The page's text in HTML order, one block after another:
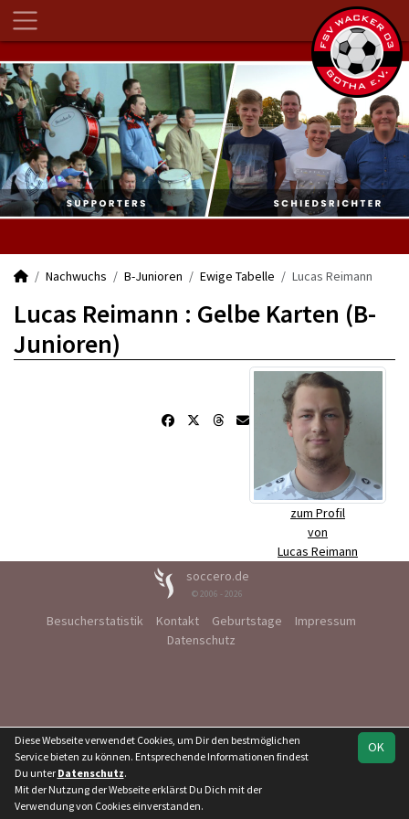
Nachwuchs B-Junioren Ewige Tabelle Lucas Reimann
Lucas Reimann : Gelbe Karten (B-
Junioren)
zum Profil
von
Lucas Reimann
soccero.de
© 2006 - 2026
Besucherstatistik Kontakt Geburtstage
Impressum
Datenschutz
OK
Diese Webseite verwendet Cookies, um Dir den bestmöglichen
Service bieten zu können. Entsprechende Informationen findest
Du unter Datenschutz.
Mit der Nutzung der Webseite erklärst Du Dich mit der
Verwendung von Cookies einverstanden.